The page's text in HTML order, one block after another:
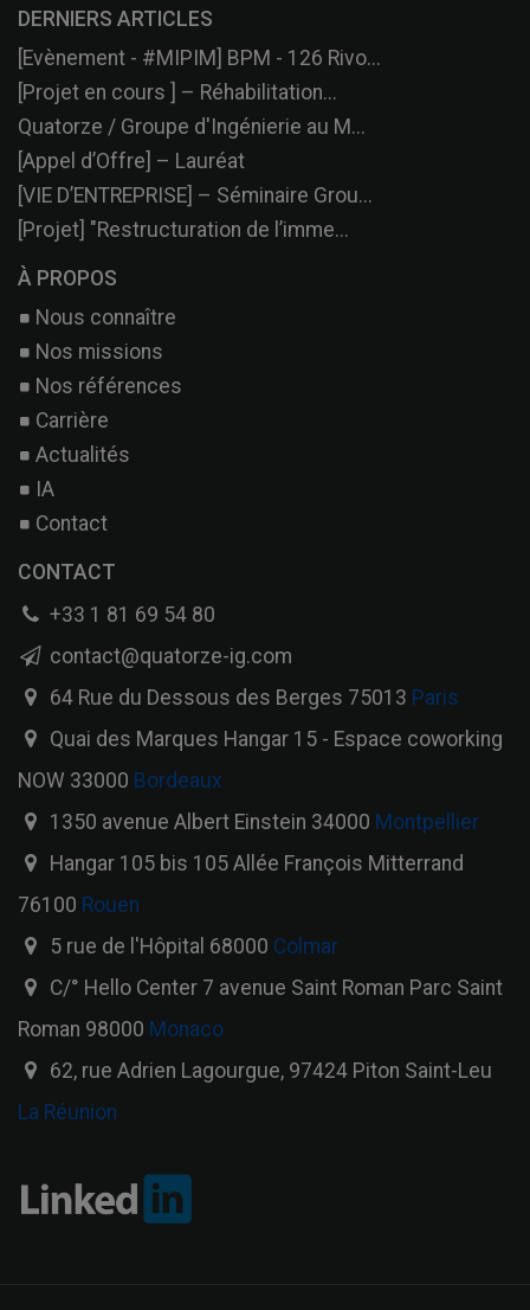
DERNIERS ARTICLES
[Evènement - #MIPIM] BPM - 126 Rivo...
[Projet en cours ] – Réhabilitation...
Quatorze / Groupe d'Ingénierie au M...
[Appel d’Offre] – Lauréat
[VIE D’ENTREPRISE] – Séminaire Grou...
[Projet] "Restructuration de l’imme...
À PROPOS
Nous connaître
Nos missions
Nos références
Carrière
Actualités
IA
Contact
CONTACT
+33 1 81 69 54 80
contact@quatorze-ig.com
64 Rue du Dessous des Berges 75013 Paris
Quai des Marques Hangar 15 - Espace coworking
NOW 33000 Bordeaux
1350 avenue Albert Einstein 34000 Montpellier
Hangar 105 bis 105 Allée François Mitterrand
76100 Rouen
5 rue de l'Hôpital 68000 Colmar
C/° Hello Center 7 avenue Saint Roman Parc Saint
Roman 98000 Monaco
62, rue Adrien Lagourgue, 97424 Piton Saint-Leu
La Réunion